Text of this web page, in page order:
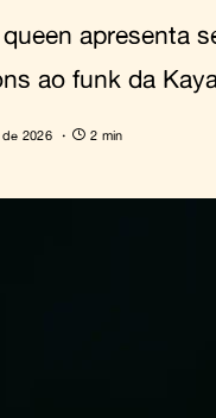
apresenta
ao funk da
2026 2 min